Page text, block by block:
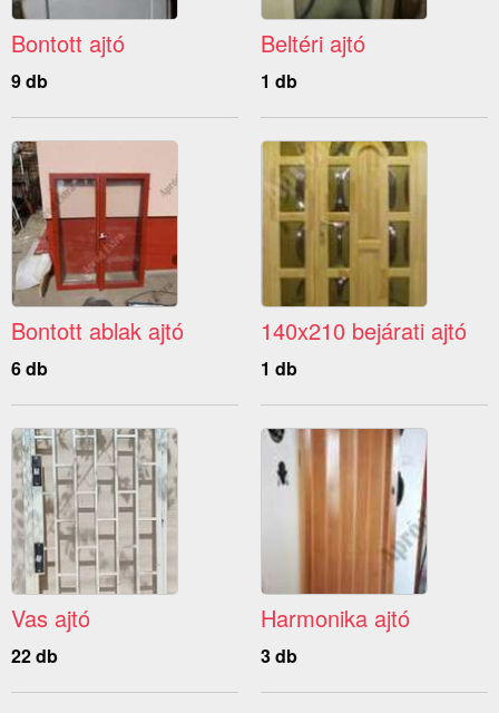
Bontott ajtó
9 db
Beltéri ajtó
1 db
Bontott ablak ajtó
6 db
140x210 bejárati ajtó
1 db
Vas ajtó
22 db
Harmonika ajtó
3 db